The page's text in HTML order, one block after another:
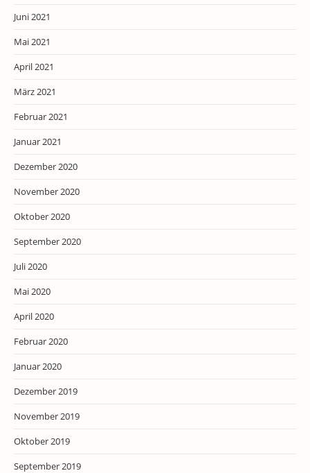
Juni 2021
Mai 2021
April 2021
März 2021
Februar 2021
Januar 2021
Dezember 2020
November 2020
Oktober 2020
September 2020
Juli 2020
Mai 2020
April 2020
Februar 2020
Januar 2020
Dezember 2019
November 2019
Oktober 2019
September 2019